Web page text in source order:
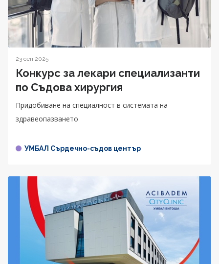
23 сеп 2025
Конкурс за лекари специализанти
по Съдова хирургия
Придобиване на специалност в системата на
здравеопазването
УМБАЛ Сърдечно-съдов център